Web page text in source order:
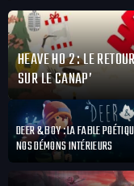
HEAVE HO 2 : LE
SUR LE CANAP’
DEER & BOY : LA FABLE
NOS DÉMONS INTÉRIEURS